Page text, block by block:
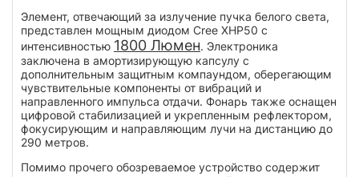
Элемент, отвечающий за излучение пучка белого света,
представлен мощным диодом Cree XHP50 с
интенсивностью 1800 Люмен. Электроника
заключена в амортизирующую капсулу с
дополнительным защитным компаундом, оберегающим
чувствительные компоненты от вибраций и
направленного импульса отдачи. Фонарь также оснащен
цифровой стабилизацией и укрепленным рефлектором,
фокусирующим и направляющим лучи на дистанцию до
290 метров.
Помимо прочего обозреваемое устройство содержит